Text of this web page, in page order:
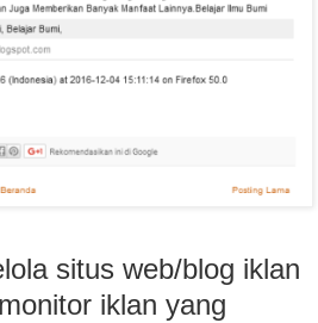
situs web/blog iklan
iklan yang